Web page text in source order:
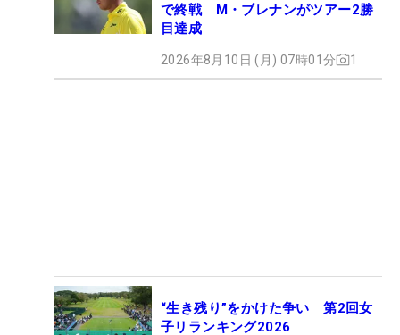
で終戦 M・ブレナンがツアー2勝
目達成
2026年8月10日 (月) 07時01分 1
“生き残り”をかけた争い 第2回女
子リランキング2026